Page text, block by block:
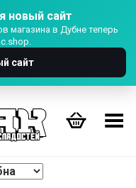
новый сайт
магазина в Дубне теперь
сайт
Переключить Меню